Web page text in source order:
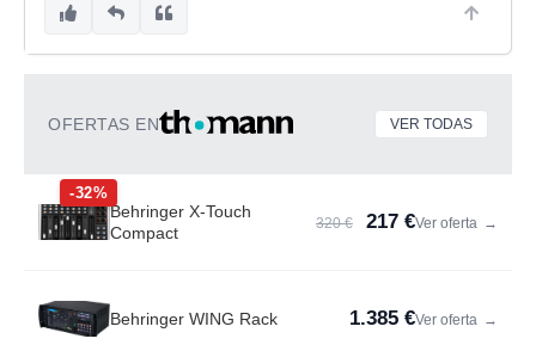
OFERTAS EN VER TODAS
-32%
Behringer X-Touch
Compact
320 € 217 €Ver oferta →
Behringer WING Rack 1.385 €Ver oferta →